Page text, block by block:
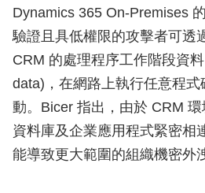
Dynamics 365 On-Premises
驗證且具低權限的攻擊者可透
CRM 的處理程序工作階段資
data)，在網路上執行任意程
動。Bicer 指出，由於 CRM 環
資料庫及企業應用程式緊密相
能導致更大範圍的組織機密外